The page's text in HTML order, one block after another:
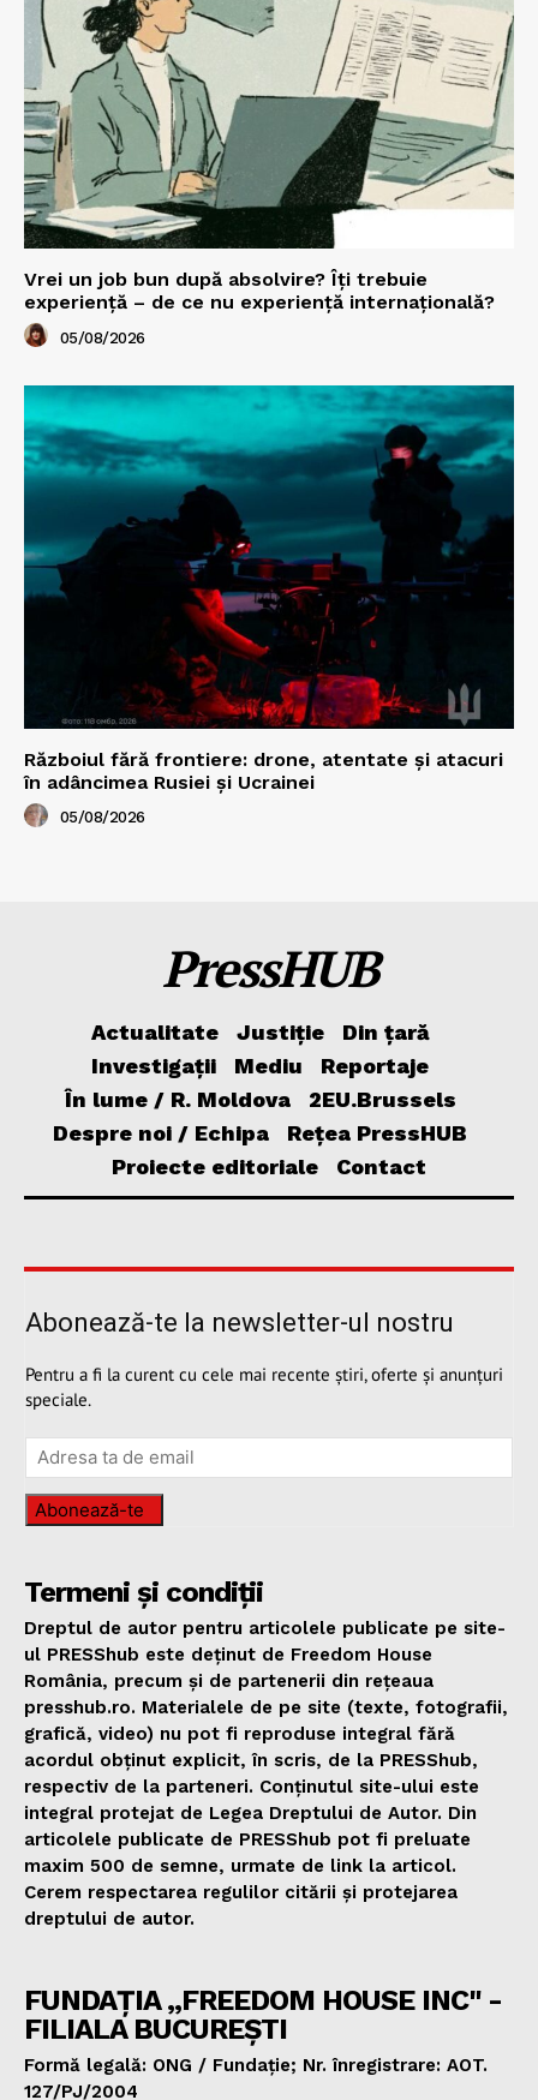
Vrei un job bun după absolvire? Îți trebuie
experiență – de ce nu experiență internațională?
05/08/2026
Războiul fără frontiere: drone, atentate și atacuri
în adâncimea Rusiei și Ucrainei
05/08/2026
PressHUB
Actualitate Justiție
Din țară
Investigații
Mediu
Reportaje
În lume / R. Moldova
2EU.Brussels
Despre noi / Echipa
Rețea PressHUB
Proiecte editoriale
Contact
Abonează-te la newsletter-ul nostru
Pentru a fi la curent cu cele mai recente știri, oferte și anunțuri
speciale.
Abonează-te
Termeni și condiții
Dreptul de autor pentru articolele publicate pe site-
ul PRESShub este deținut de Freedom House
România, precum și de partenerii din rețeaua
presshub.ro. Materialele de pe site (texte, fotografii,
grafică, video) nu pot fi reproduse integral fără
acordul obținut explicit, în scris, de la PRESShub,
respectiv de la parteneri. Conținutul site-ului este
integral protejat de Legea Dreptului de Autor. Din
articolele publicate de PRESShub pot fi preluate
maxim 500 de semne, urmate de link la articol.
Cerem respectarea regulilor citării și protejarea
dreptului de autor.
FUNDAȚIA „FREEDOM HOUSE INC" -
FILIALA BUCUREȘTI
Formă legală: ONG / Fundație; Nr. înregistrare: AOT.
127/PJ/2004